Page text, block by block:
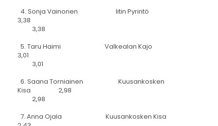
4. Sonja Vainonen Iitin Pyrintö
3,38
3,38
5. Taru Haimi Valkealan Kajo
3,01
3,01
6. Saana Torniainen Kuusankosken
Kisa 2,98
2,98
7. Anna Ojala Kuusankosken Kisa